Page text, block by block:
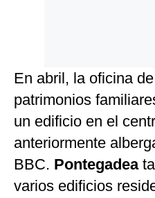
En abril, la oficina
patrimonios
un edificio en el
anteriormente
BBC. Pontegadea
varios edificios